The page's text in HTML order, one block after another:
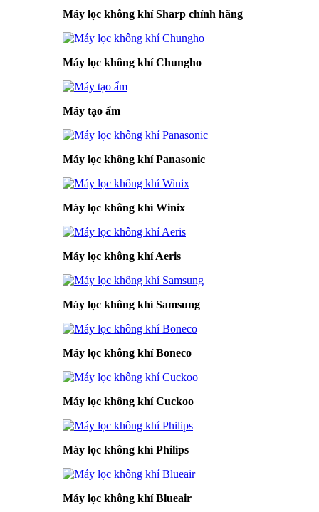
Máy lọc không khí Sharp chính hãng
Máy lọc không khí Chungho
Máy tạo ẩm
Máy lọc không khí Panasonic
Máy lọc không khí Winix
Máy lọc không khí Aeris
Máy lọc không khí Samsung
Máy lọc không khí Boneco
Máy lọc không khí Cuckoo
Máy lọc không khí Philips
Máy lọc không khí Blueair